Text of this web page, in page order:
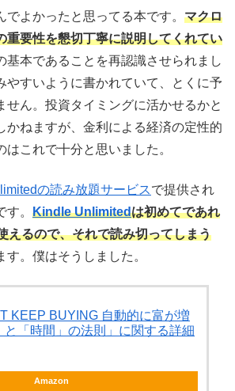
でよかったと思ってる本です。 マクロ
重要性を懇切丁寧に説明してくれてい
基本であることを再認識させられまし
やすいように書かれていて、とくに予
せん。投資タイミングに活かせるかと
かねますが、金利による経済の定性的
はこれで十分と思いました。
の読み放題サービスで提供され
。 Kindle Unlimitedは初めてであれ
えるので、それで読み切ってしまう
す。僕はそうしました。
KEEP BUYING 自動的に富が増
と「時間」の法則」に関する詳細
Amazon